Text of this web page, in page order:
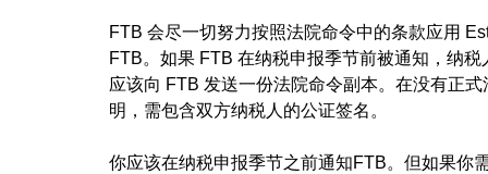
FTB 会尽一切努力按照法院命令中的条款应用
FTB。如果 FTB 在纳税申报季节前被通知，纳
应该向 FTB 发送一份法院命令副本。在没有正
明，需包含双方纳税人的公证签名。
你应该在纳税申报季节之前通知FTB。但如果你